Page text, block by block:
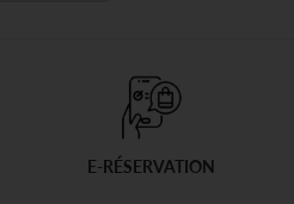
E-RÉSERVATION